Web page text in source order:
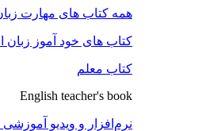
همه کتاب های مهارت
کتاب های خود آموز زبان
کتاب معلم
English teacher's book
نرم‌افزار و ویدیو